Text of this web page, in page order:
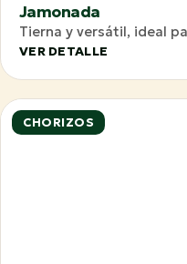
Jamonada
Tierna y versátil, ideal
VER DETALLE
CHORIZOS